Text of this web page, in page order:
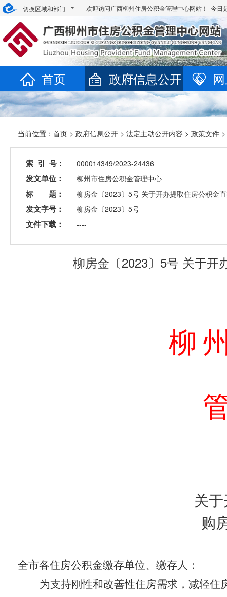
切换区域和部门 欢迎访问广西柳州住房公积金管理中心网站！ 今日
首页 政府信息公开
当前位置： 首页 > 政府信息公开 > 法定主动公开内容 > 政策文件
索 引 号： 000014349/2023-24436
发文单位： 柳州市住房公积金管理中心
标 题： 柳房金〔2023〕5号 关于开办提取住房公积金
发文字号： 柳房金〔2023〕5号
文件下载： ----
柳房金〔2023〕5号 关于开
柳
关
购
全市各住房公积金缴存单位、缴存人：
为支持刚性和改善性住房需求，减轻